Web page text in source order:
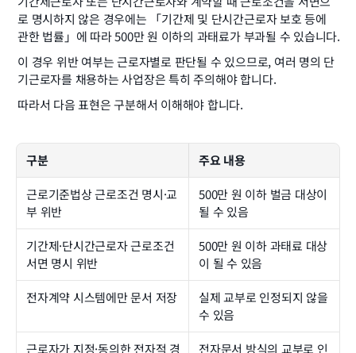
로 명시하지 않은 경우에는 「기간제 및 단시간근로자 보호 등에
관한 법률」에 따라 500만 원 이하의 과태료가 부과될 수 있습니다.
이 경우 위반 여부는 근로자별로 판단될 수 있으므로, 여러 명의 단
기근로자를 채용하는 사업장은 특히 주의해야 합니다.
따라서 다음 표현은 구분해서 이해해야 합니다.
구분 주요 내용
근로기준법상 근로조건 명시·교
부 위반
500만 원 이하 벌금 대상이
될 수 있음
기간제·단시간근로자 근로조건
서면 명시 위반
500만 원 이하 과태료 대상
이 될 수 있음
전자계약 시스템에만 문서 저장
실제 교부로 인정되지 않을
수 있음
근로자가 지정·동의한 전자적 경
전자문서 방식의 교부로 인